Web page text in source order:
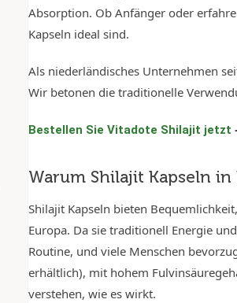
Absorption. Ob Anfänger oder
Kapseln ideal sind.
Als niederländisches Unternehmen
Wir betonen die traditionelle
Bestellen Sie Vitadote Shilajit jetzt
Warum Shilajit Kapseln in
Shilajit Kapseln bieten
Europa. Da sie traditionell Energie
Routine, und viele Menschen
erhältlich), mit hohem
verstehen, wie es wirkt.